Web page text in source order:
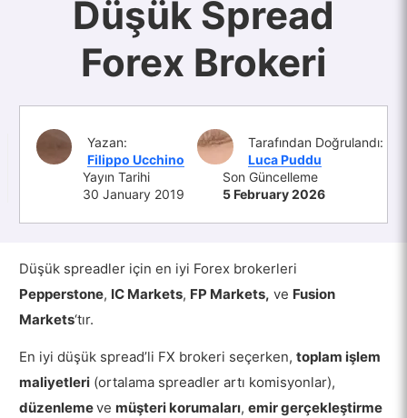
Düşük Spread
Forex Brokeri
Yazan:
Filippo Ucchino
Tarafından Doğrulandı:
Luca Puddu
Yayın Tarihi
30 January 2019
Son Güncelleme
5 February 2026
Düşük spreadler için en iyi Forex brokerleri
Pepperstone, IC Markets, FP Markets, ve Fusion
Markets‘tır.
En iyi düşük spread’li FX brokeri seçerken,toplam işlem
maliyetleri (ortalama spreadler artı komisyonlar),
düzenlemeve müşteri korumaları,emir gerçekleştirme